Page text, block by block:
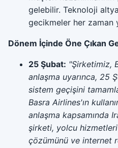
gelebilir. Teknoloji
gecikmeler her zaman
Dönem İçinde Öne Çıkan
25 Şubat: "Şirketimiz,
anlaşma uyarınca, 25
sistem geçişini
Basra Airlines'ın
anlaşma kapsamında
şirketi, yolcu
çözümünü ve internet